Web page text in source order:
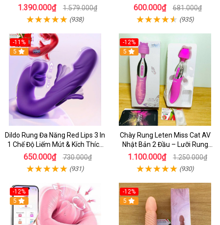
1.390.000₫ 1.579.000₫
(938)
Cảm Đôi Đỉnh Cao
600.000₫ 681.000₫
(935)
-11%
5
Dildo Rung Đa Năng Red Lips 3 In
1 Chế Độ Liếm Mút & Kích Thích
Điểm G
650.000₫ 730.000₫
(931)
-12%
5
Chày Rung Leten Miss Cat AV
Nhật Bản 2 Đầu – Lưỡi Rung
Siêu Mạnh Kết Hợp Sưởi Ấm Cho
Nữ Sung Sướng
1.100.000₫ 1.250.000₫
(930)
-12%
5
-12%
5